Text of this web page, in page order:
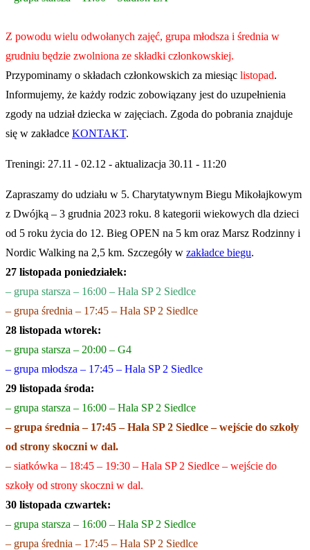
Z powodu wielu odwołanych zajęć, grupa młodsza i średnia w
grudniu będzie zwolniona ze składki członkowskiej.
Przypominamy o składach członkowskich za miesiąc listopad.
Informujemy, że każdy rodzic zobowiązany jest do uzupełnienia
zgody na udział dziecka w zajęciach. Zgoda do pobrania znajduje
się w zakładce KONTAKT.
Treningi: 27.11 - 02.12 - aktualizacja 30.11 - 11:20
Zapraszamy do udziału w 5. Charytatywnym Biegu Mikołajkowym
z Dwójką – 3 grudnia 2023 roku. 8 kategorii wiekowych dla dzieci
od 5 roku życia do 12. Bieg OPEN na 5 km oraz Marsz Rodzinny i
Nordic Walking na 2,5 km. Szczegóły w zakładce biegu.
27 listopada poniedziałek:
– grupa starsza – 16:00 – Hala SP 2 Siedlce
– grupa średnia – 17:45 – Hala SP 2 Siedlce
28 listopada wtorek:
– grupa starsza – 20:00 – G4
– grupa młodsza – 17:45 – Hala SP 2 Siedlce
29 listopada środa:
– grupa starsza – 16:00 – Hala SP 2 Siedlce
– grupa średnia – 17:45 – Hala SP 2 Siedlce – wejście do szkoły
od strony skoczni w dal.
– siatkówka – 18:45 – 19:30 – Hala SP 2 Siedlce – wejście do
szkoły od strony skoczni w dal.
30 listopada czwartek:
– grupa starsza – 16:00 – Hala SP 2 Siedlce
– grupa średnia – 17:45 – Hala SP 2 Siedlce